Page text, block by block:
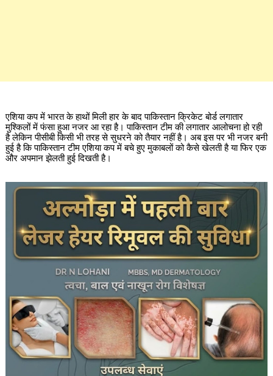
एशिया कप में भारत के हाथों मिली हार के बाद पाकिस्तान क्रिकेट बोर्ड लगातार
मुश्किलों में फंसा हुआ नजर आ रहा है। पाकिस्तान टीम की लगातार आलोचना हो रही
है लेकिन पीसीबी किसी भी तरह से सुधरने को तैयार नहीं है। अब इस पर भी नजर बनी
हुई है कि पाकिस्तान टीम एशिया कप में बचे हुए मुकाबलों को कैसे खेलती है या फिर एक
और अपमान झेलती हुई दिखती है।